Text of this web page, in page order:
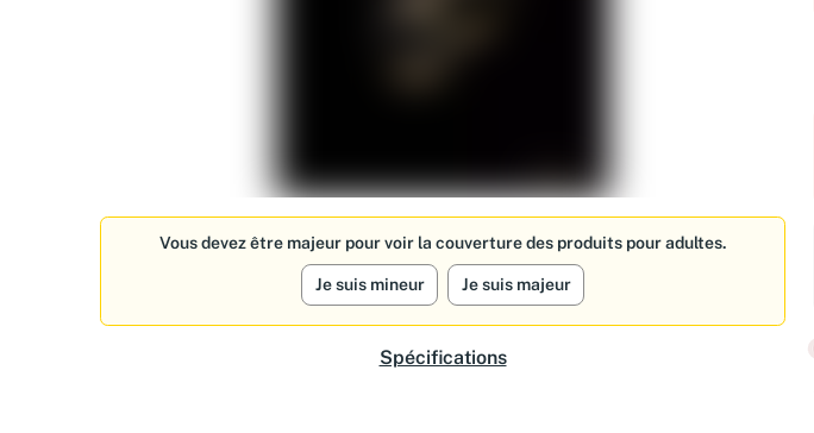
Vous devez être majeur pour voir la couverture des produits pour adultes.
Je suis mineur Je suis majeur
Spécifications